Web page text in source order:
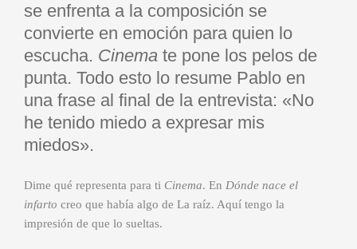
se enfrenta a la composición se
convierte en emoción para quien lo
escucha. Cinema te pone los pelos de
punta. Todo esto lo resume Pablo en
una frase al final de la entrevista: «No
he tenido miedo a expresar mis
miedos».
Dime qué representa para ti Cinema. En Dónde nace el
infarto creo que había algo de La raíz. Aquí tengo la
impresión de que lo sueltas.